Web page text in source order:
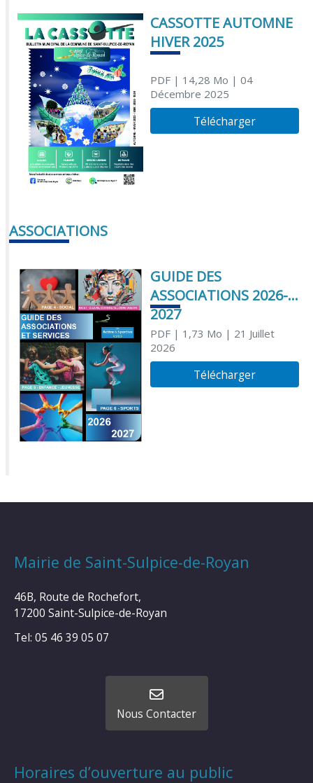
CASSOTTE AUTOMNE
HIVER 2025
PDF| 14,28 Mo | 04
Décembre 2025
Télécharger
ASSOCIATIONS
GUIDE DES
ASSOCIATIONS 2026-
2027
PDF| 1,73 Mo | 21 Juillet
2026
Télécharger
Mairie de Saint-Sulpice-de-Royan
46B, Route de Rochefort,
17200 Saint-Sulpice-de-Royan
Tel: 05 46 39 05 07
Nous Contacter
Horaires d’ouverture au public